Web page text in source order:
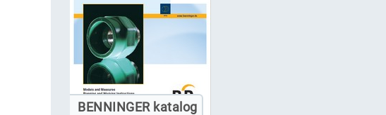
BENNINGER katalog